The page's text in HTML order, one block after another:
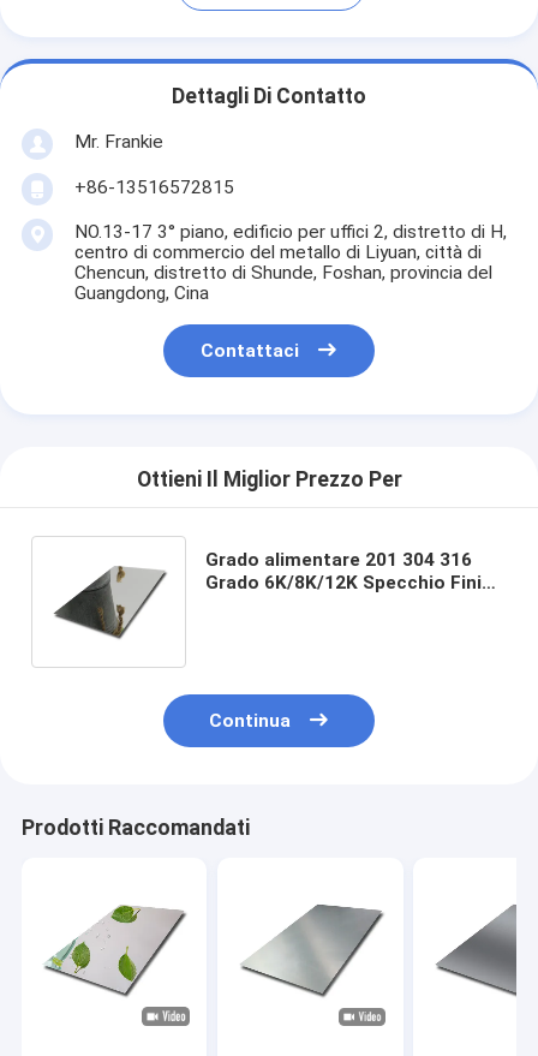
Dettagli Di Contatto
Mr. Frankie
+86-13516572815
NO.13-17 3° piano, edificio per uffici 2, distretto di H,
centro di commercio del metallo di Liyuan, città di
Chencun, distretto di Shunde, Foshan, provincia del
Guangdong, Cina
Contattaci
Ottieni Il Miglior Prezzo Per
Grado alimentare 201 304 316
Grado 6K/8K/12K Specchio Finish
Continua
Prodotti Raccomandati